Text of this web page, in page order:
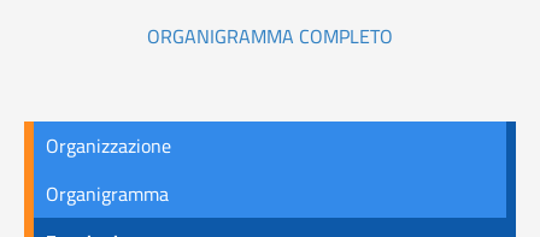
ORGANIGRAMMA COMPLETO
Organizzazione
Organigramma